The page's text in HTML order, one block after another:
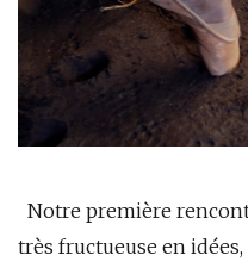
Notre première
très fructueuse en